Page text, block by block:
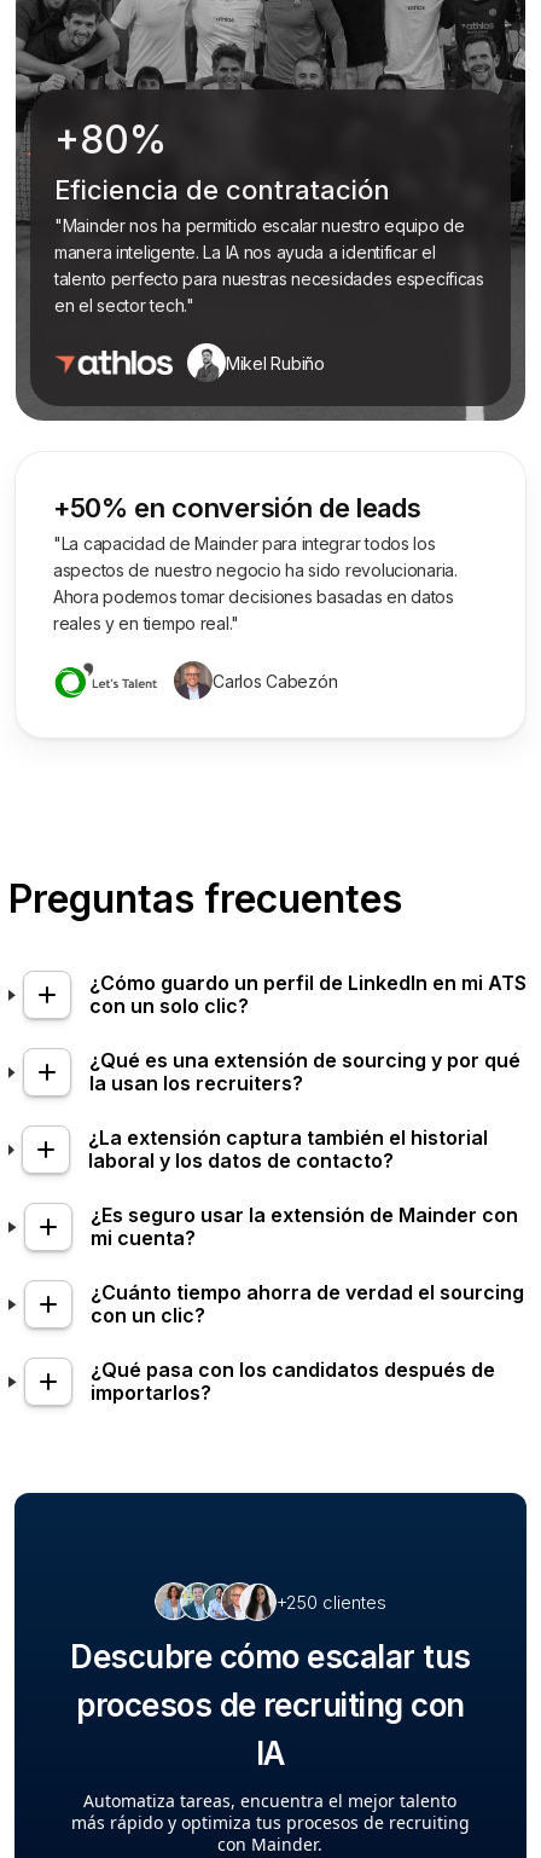
+80%
Eficiencia de contratación
"Mainder nos ha permitido escalar nuestro equipo de
manera inteligente. La IA nos ayuda a identificar el
talento perfecto para nuestras necesidades específicas
en el sector tech."
Mikel Rubiño
+50% en conversión de leads
"La capacidad de Mainder para integrar todos los
aspectos de nuestro negocio ha sido revolucionaria.
Ahora podemos tomar decisiones basadas en datos
reales y en tiempo real."
Carlos Cabezón
Preguntas frecuentes
¿Cómo guardo un perfil de LinkedIn en mi ATS
con un solo clic?
¿Qué es una extensión de sourcing y por qué
la usan los recruiters?
¿La extensión captura también el historial
laboral y los datos de contacto?
¿Es seguro usar la extensión de Mainder con
mi cuenta?
¿Cuánto tiempo ahorra de verdad el sourcing
con un clic?
¿Qué pasa con los candidatos después de
importarlos?
+250 clientes
Descubre cómo escalar tus
procesos de recruiting con
IA
Automatiza tareas, encuentra el mejor talento
más rápido y optimiza tus procesos de recruiting
con Mainder.